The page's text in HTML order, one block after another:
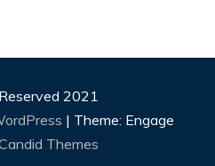
2021
| Theme: Engage
Themes